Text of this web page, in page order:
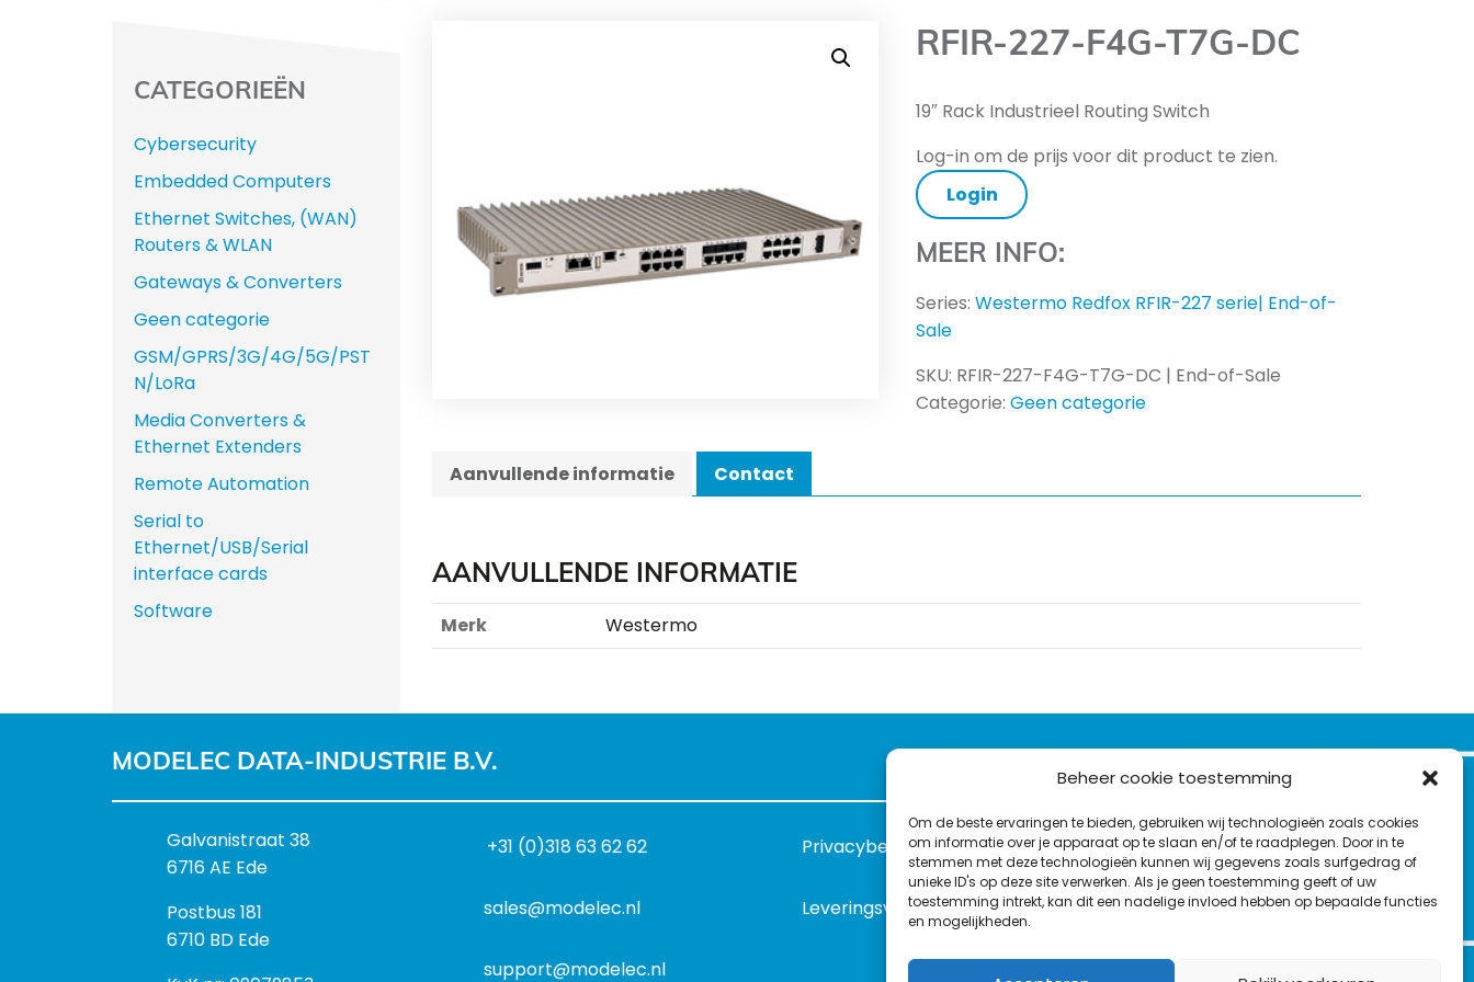
Beheer cookie toestemming
Om de beste ervaringen te bieden, gebruiken wij technologieën zoals cookies
om informatie over je apparaat op te slaan en/of te raadplegen. Door in te
stemmen met deze technologieën kunnen wij gegevens zoals surfgedrag of
unieke ID's op deze site verwerken. Als je geen toestemming geeft of uw
toestemming intrekt, kan dit een nadelige invloed hebben op bepaalde functies
en mogelijkheden.
RFIR-227-F4G-T7G-DC
19″ Rack Industrieel Routing Switch
Log-in om de prijs voor dit product te zien.
Login
MEER INFO:
Series:Westermo Redfox RFIR-227 serie| End-of-
Sale
SKU: RFIR-227-F4G-T7G-DC | End-of-Sale
Categorie:Geen categorie
Aanvullende informatie Contact
AANVULLENDE INFORMATIE
Merk Westermo
CATEGORIEËN
Cybersecurity
Embedded Computers
Ethernet Switches, (WAN)
Routers & WLAN
Gateways & Converters
Geen categorie
GSM/GPRS/3G/4G/5G/PST
N/LoRa
Media Converters &
Ethernet Extenders
Remote Automation
Serial to
Ethernet/USB/Serial
interface cards
Software
MODELEC DATA-INDUSTRIE B.V.
B
e
o
e
k
Galvanistraat 38
6716 AE Ede
P
o
Postbus 181
6710 BD Ede
+31 (0)318 63 62 62
sales@modelec.nl
support@modelec.nl
Privacybeleid
Leveringsvoorwaarden
L
i
nT
w
t
F
a
c
o
Y
o
u
b
C
o
n
c